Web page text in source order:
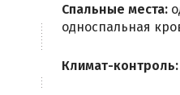
Спальные места:
односпальная
Климат-контроль: